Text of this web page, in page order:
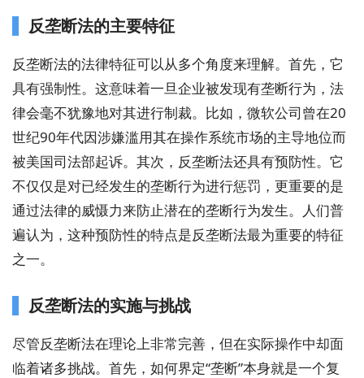
反垄断法的主要特征
反垄断法的法律特征可以从多个角度来理解。首先，它
具有强制性。这意味着一旦企业被发现有垄断行为，法
律会毫不犹豫地对其进行制裁。比如，微软公司曾在20
世纪90年代因涉嫌滥用其在操作系统市场的主导地位而
被美国司法部起诉。其次，反垄断法还具有预防性。它
不仅仅是对已经发生的垄断行为进行惩罚，更重要的是
通过法律的威慑力来防止潜在的垄断行为发生。人们普
遍认为，这种预防性的特点是反垄断法最为重要的特征
之一。
反垄断法的实施与挑战
尽管反垄断法在理论上非常完善，但在实际操作中却面
临着诸多挑战。首先，如何界定“垄断”本身就是一个复